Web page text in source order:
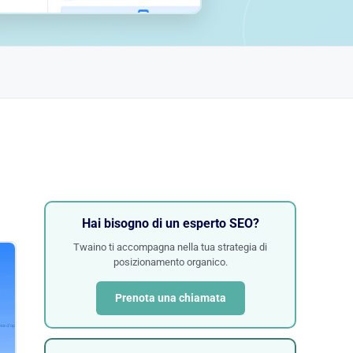
Hai bisogno di un esperto SEO?
Twaino ti accompagna nella tua strategia di
posizionamento organico.
Prenota una chiamata